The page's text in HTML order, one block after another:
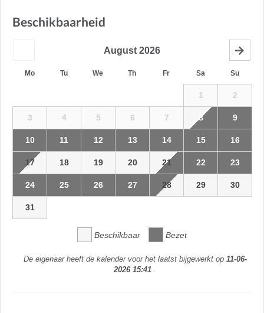
Beschikbaarheid
August 2026
Mo Tu We Th Fr Sa Su
1 2
3 4 5 6 7 8 9
10 11 12 13 14 15 16
17 18 19 20 21 22 23
24 25 26 27 28 29 30
31
Beschikbaar Bezet
De eigenaar heeft de kalender voor het laatst bijgewerkt op 11-06-
2026 15:41 .